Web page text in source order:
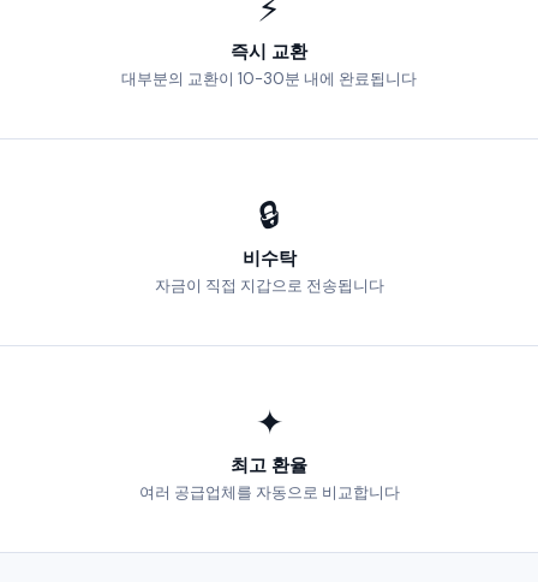
⚡
즉시 교환
대부분의 교환이 10-30분 내에 완료됩니다
🔒
비수탁
자금이 직접 지갑으로 전송됩니다
✦
최고 환율
여러 공급업체를 자동으로 비교합니다